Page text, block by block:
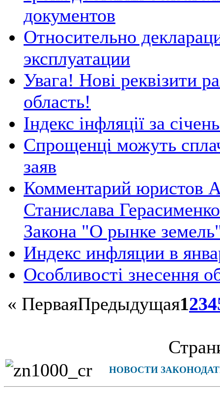
документов
Относительно
эксплуатации
Увага! Нові реквізити
область!
Індекс інфляції за
Спрощенці можуть
заяв
Комментарий юристов
Станислава
Закона "О рынке
Индекс инфляции в
Особливості знесення
« ПерваяПредыдущая1234
НОВОСТИ